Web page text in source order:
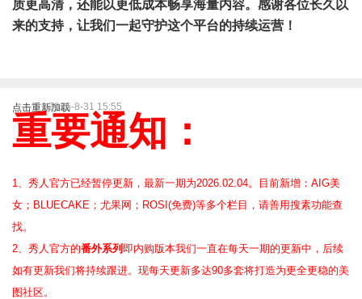
质更高清，还能以更低成本畅享海量内容。感谢各位长久以
来的支持，让我们一起守护这个平台的持续运营！
点击重新加载2025-8-31 15:55
重要通知：
1、秀人官方已经暂停更新，最新一期为2026.02.04。目前新增：AIG美
女；BLUECAKE；尤果网；ROSI(免费)等多个栏目，请善用搜素功能查
找。
2、 秀人官方的番外系列 即内购版本我们一直在每天一期的更新中，后续
如有更新我们将持续跟进。现每天更新多达90多套将打造为更全更稳的美
图社区。